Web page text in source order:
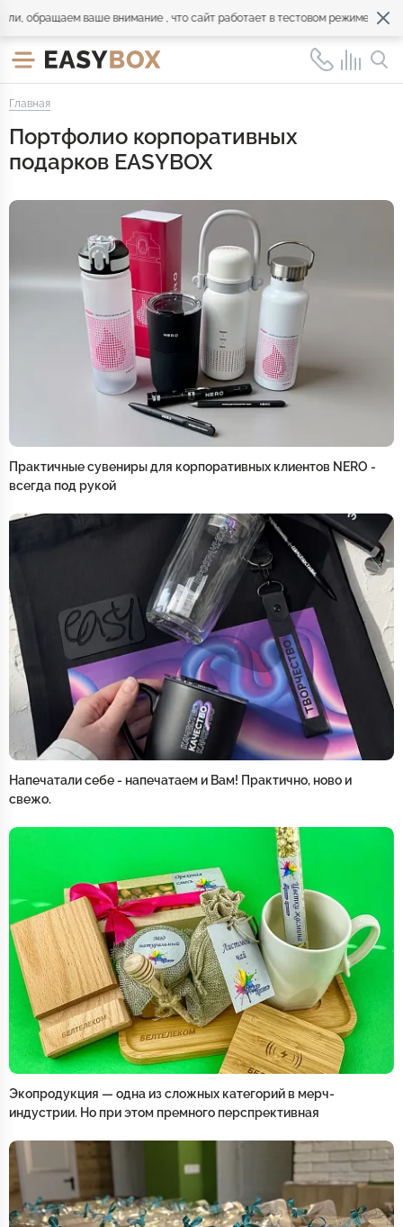
ваше внимание , что сайт работает в тестовом режиме.
Главная
Портфолио корпоративных
подарков EASYBOX
Практичные сувениры для корпоративных клиентов NERO -
всегда под рукой
Напечатали себе - напечатаем и Вам! Практично, ново и
свежо.
Экопродукция — одна из сложных категорий в мерч-
индустрии. Но при этом премного перспрективная